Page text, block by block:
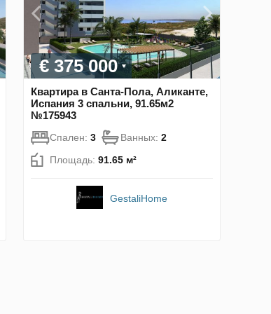
€ 375 000
Квартира в Санта-Пола, Аликанте,
Испания 3 спальни, 91.65м2
№175943
Спален: 3 Ванных: 2
Площадь: 91.65 м²
GestaliHome